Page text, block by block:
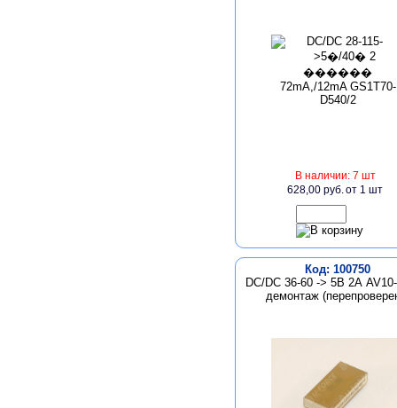
В наличии: 7 шт
628,00 руб.от 1 шт
Код: 100750
DC/DC 36-60 -> 5В 2А
демонтаж